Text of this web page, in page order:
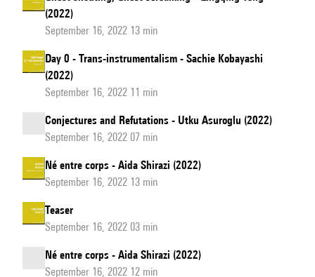
(2022)
September 16, 2022 13 min
Day 0 - Trans-instrumentalism - Sachie Kobayashi
(2022)
September 16, 2022 11 min
Conjectures and Refutations - Utku Asuroglu (2022)
September 16, 2022 07 min
Né entre corps - Aida Shirazi (2022)
September 16, 2022 13 min
Teaser
September 16, 2022 03 min
Né entre corps - Aida Shirazi (2022)
September 16, 2022 12 min